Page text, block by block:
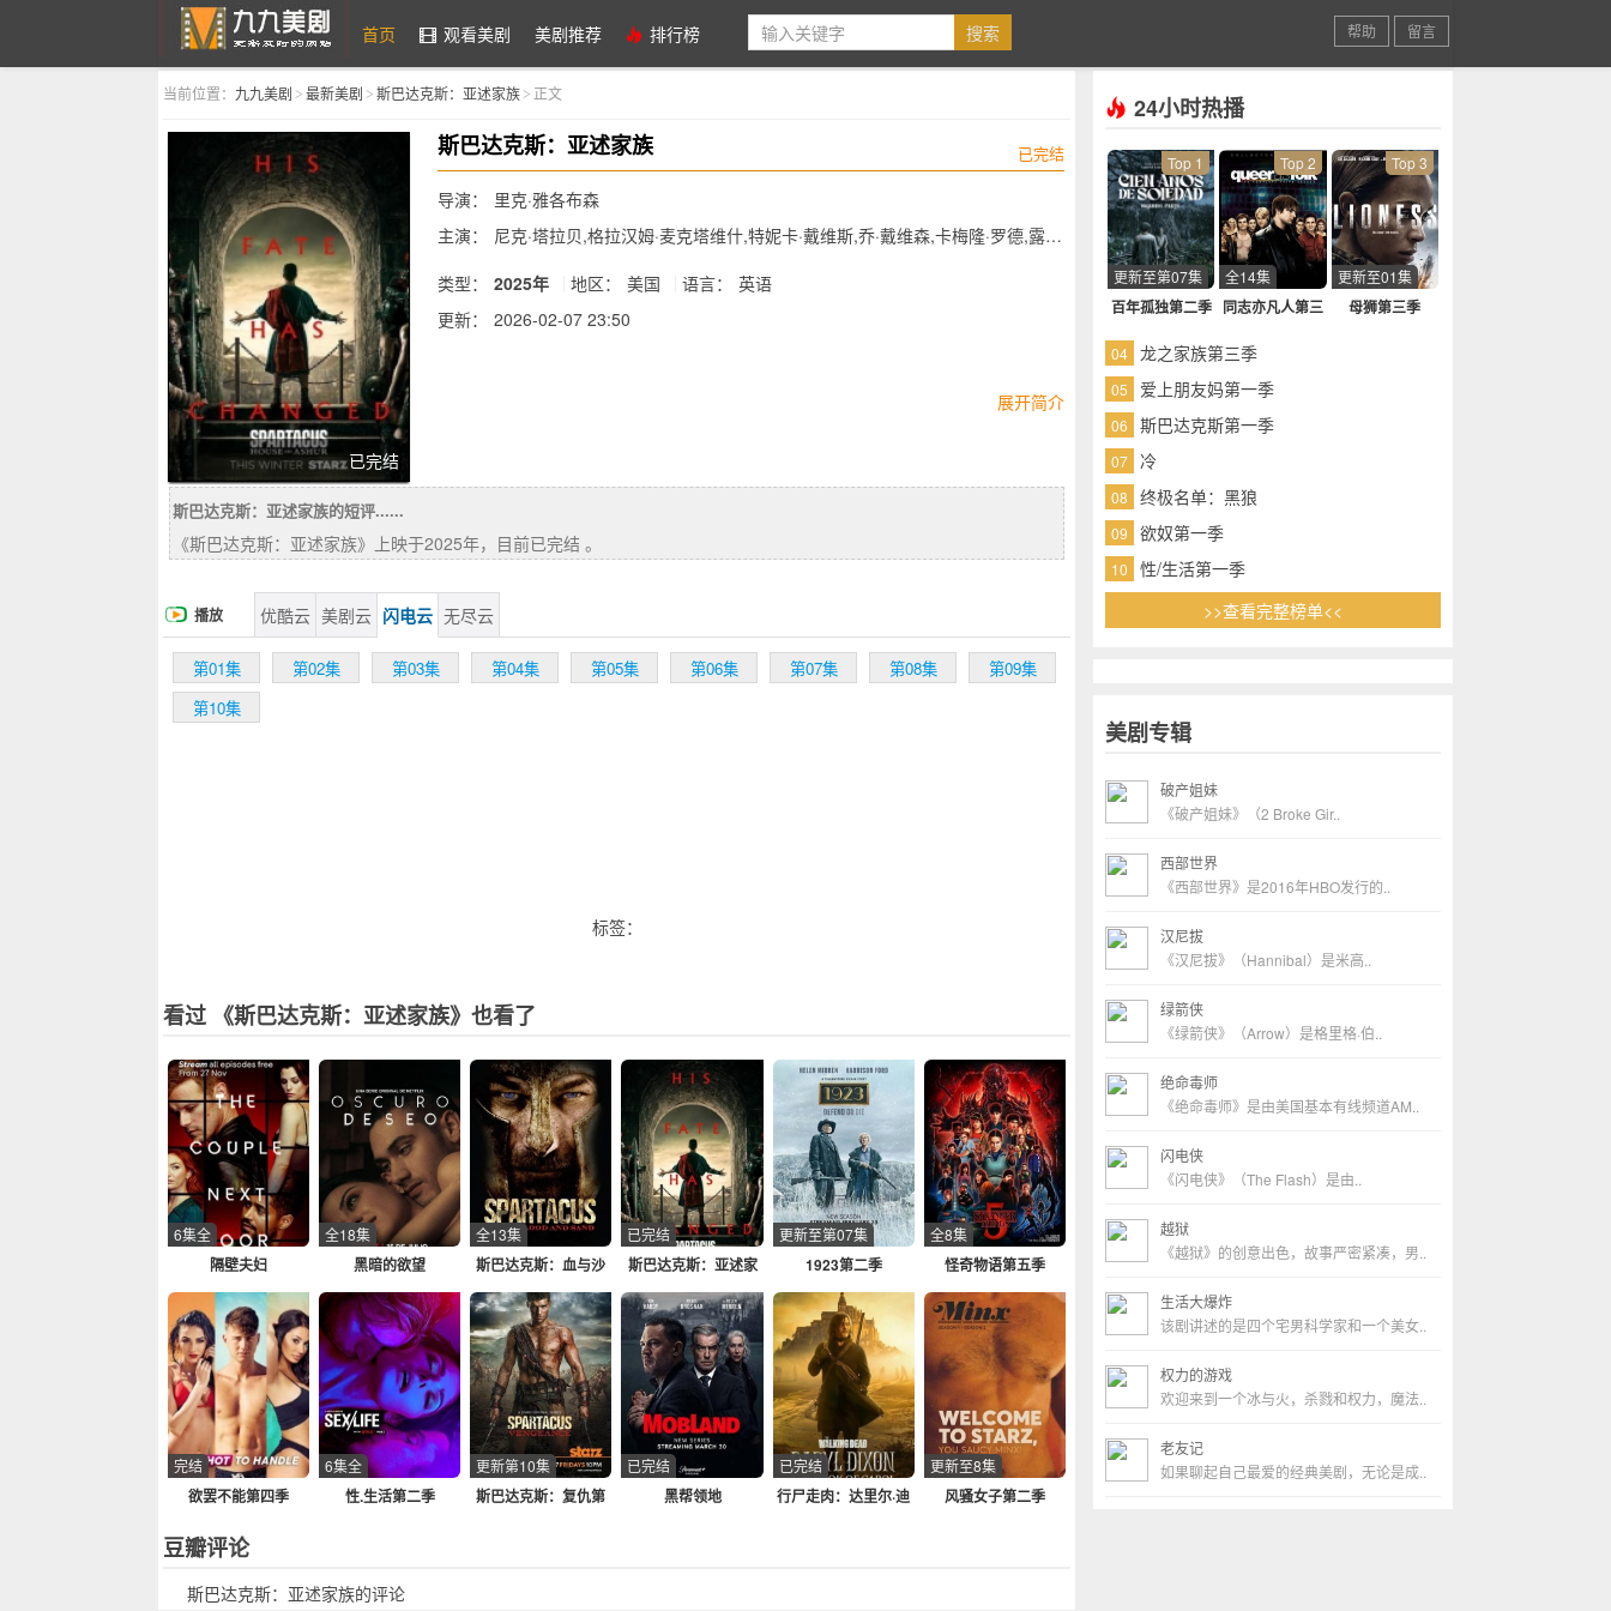
首页 观看美剧 美剧推荐 排行榜 帮助 留言
当前位置： 九九美剧 > 最新美剧 > 斯巴达克斯：亚述家族 > 正文
已完结
斯巴达克斯：亚述家族 已完结
导演：
里克·雅各布森
主演：
尼克·塔拉贝,格拉汉姆·麦克塔维什,特妮卡·戴维斯,乔·戴维森,卡梅隆·罗德,露西
类型：
2025年 地区： 美国 语言：
英语
更新：
2026-02-07 23:50
塔拉贝NickE.Tarabay饰）没有死在维苏威山，如果他因为帮助罗马人杀掉斯巴达克
展开简介
斯巴达克斯：亚述家族的短评......
《斯巴达克斯：亚述家族》上映于2025年，目前已完结 。
播放 优酷云 美剧云 闪电云 无尽云
第01集 第02集 第03集 第04集 第05集 第06集 第07集 第08集
第09集
第10集
标签：
看过 《斯巴达克斯：亚述家族》也看了
隔壁夫妇
6集全
黑暗的欲望
全18集
斯巴达克斯：血与沙
全13集
斯巴达克斯：亚述家
族
已完结
1923第二季
更新至第07集
怪奇物语第五季
全8集
欲罢不能第四季
完结
性.生活第二季
6集全
斯巴达克斯：复仇第
更新第10集
黑帮领地
已完结
行尸走肉：达里尔·迪
已完结
风骚女子第二季
更新至8集
豆瓣评论
斯巴达克斯：亚述家族的评论
24小时热播
百年孤独第二季
Top 1
更新至第07集
同志亦凡人第三
Top 2
全14集
母狮第三季
Top 3
更新至01集
04 龙之家族第三季
05 爱上朋友妈第一季
06 斯巴达克斯第一季
07 冷
08 终极名单：黑狼
09 欲奴第一季
10
性/生活第一季
>>查看完整榜单<<
美剧专辑
破产姐妹
《破产姐妹》（2 Broke Gir..
西部世界
《西部世界》是2016年HBO发行的..
汉尼拔
《汉尼拔》（Hannibal）是米高..
绿箭侠
《绿箭侠》（Arrow）是格里格·伯..
绝命毒师
《绝命毒师》是由美国基本有线频道AM..
闪电侠
《闪电侠》（The Flash）是由..
越狱
《越狱》的创意出色，故事严密紧凑，男..
生活大爆炸
该剧讲述的是四个宅男科学家和一个美女..
权力的游戏
欢迎来到一个冰与火，杀戮和权力，魔法..
老友记
如果聊起自己最爱的经典美剧，无论是成..